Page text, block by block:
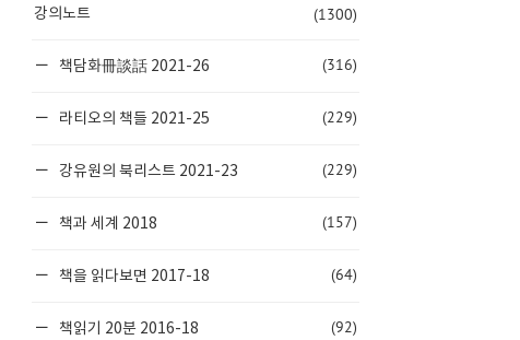
강의노트 (1300)
책담화冊談話 2021-26 (316)
라티오의 책들 2021-25 (229)
강유원의 북리스트 2021-23 (229)
책과 세계 2018 (157)
책을 읽다보면 2017-18 (64)
책읽기 20분 2016-18 (92)